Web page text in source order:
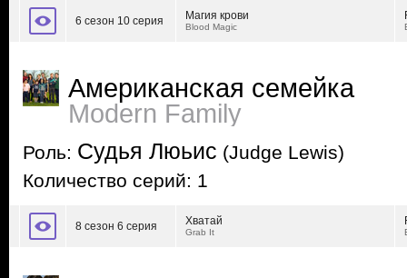
6 сезон 10 серия Магия крови
Blood Magic
Американская семейка
Modern Family
Роль: Судья Люьис (Judge Lewis)
Количество серий: 1
8 сезон 6 серия Хватай
Grab It